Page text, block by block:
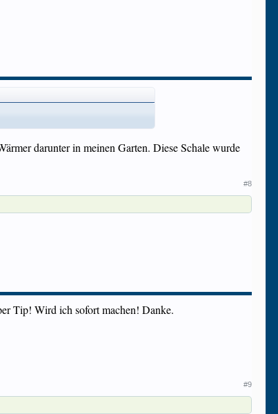
darunter in meinen Garten. Diese Schale wurde
#8
Tip! Wird ich sofort machen! Danke.
#9